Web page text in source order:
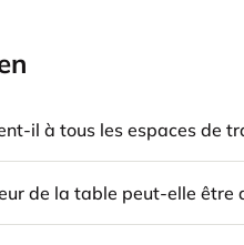
il à tous les espaces de
de la table peut-elle être